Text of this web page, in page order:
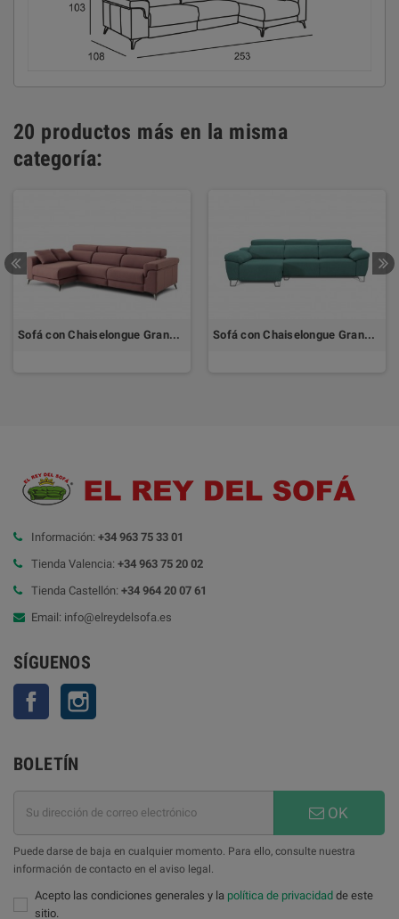
20 productos más en la misma
categoría:
Sofá con Chaiselongue Grande DESCANSA by TOP TAPIZADOS Sofá con Chaiselongue Grande DALLAS
Información: +34 963 75 33 01
Tienda Valencia: +34 963 75 20 02
Tienda Castellón: +34 964 20 07 61
Email: info@elreydelsofa.es
SÍGUENOS
Facebook
BOLETÍN
OK
Puede darse de baja en cualquier momento. Para ello, consulte nuestra
información de contacto en el aviso legal.
Acepto las condiciones generales y la política de privacidad de este
sitio.